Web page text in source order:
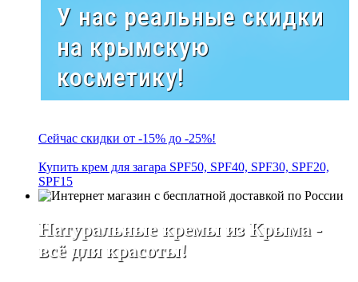
У нас реальные скидки
на крымскую
косметику!
Сейчас скидки от -15% до -25%!
Купить крем для загара SPF50, SPF40, SPF30, SPF20,
SPF15
Натуральные кремы из Крыма -
всё для красоты!